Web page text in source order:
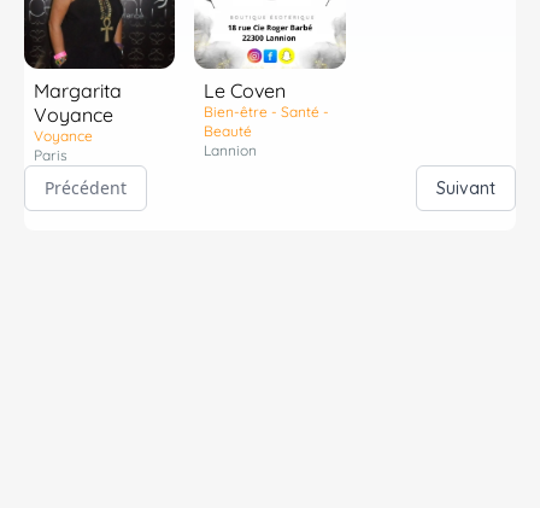
Margarita
Voyance
Voyance
Paris
Le Coven
Bien-être - Santé -
Beauté
Lannion
Précédent Suivant